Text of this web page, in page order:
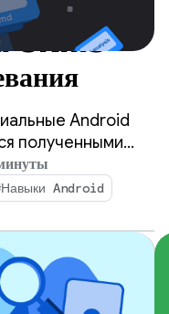
Skills —
Android
полученными
и
Android